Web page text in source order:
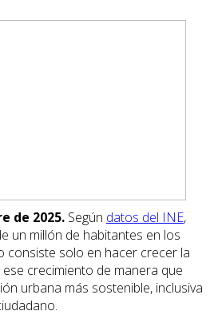
de 2025. Según datos del INE,
un millón de habitantes en los
consiste solo en hacer crecer la
crecimiento de manera que
urbana más sostenible, inclusiva